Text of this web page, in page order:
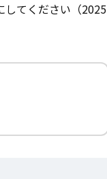
してください（2025